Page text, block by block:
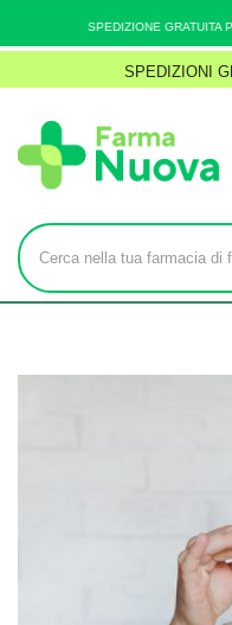
SPEDIZIONE GRATUITA PER
SPEDIZIONI